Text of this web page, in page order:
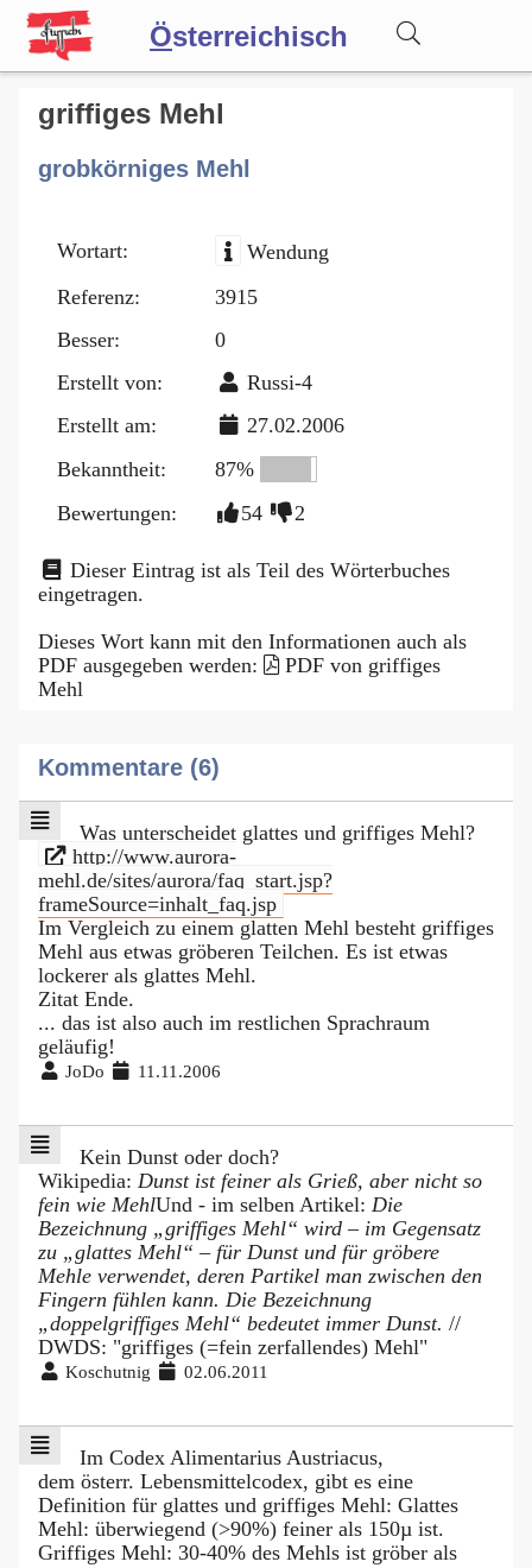
Österreichisch
Wörterbuch
Forum
Blog
griffiges Mehl
grobkörniges Mehl
Wortart:
Wendung
Referenz:
3915
Besser:
0
Erstellt von:
Russi-4
Erstellt am:
27.02.2006
Bekanntheit:
87%
Bewertungen:
54 2
Dieser Eintrag ist als Teil des Wörterbuches
eingetragen.
Dieses Wort kann mit den Informationen auch als
PDF ausgegeben werden:
PDF von griffiges
Mehl
Kommentare (6)
Was unterscheidet glattes und griffiges Mehl?
http://www.aurora-
mehl.de/sites/aurora/faq_start.jsp?
frameSource=inhalt_faq.jsp
Im Vergleich zu einem glatten Mehl besteht griffiges
Mehl aus etwas gröberen Teilchen. Es ist etwas
lockerer als glattes Mehl.
Zitat Ende.
... das ist also auch im restlichen Sprachraum
geläufig!
JoDo 11.11.2006
Kein Dunst oder doch?
Wikipedia: Dunst ist feiner als Grieß, aber nicht so
fein wie MehlUnd - im selben Artikel: Die
Bezeichnung „griffiges Mehl“ wird – im Gegensatz
zu „glattes Mehl“ – für Dunst und für gröbere
Mehle verwendet, deren Partikel man zwischen den
Fingern fühlen kann. Die Bezeichnung
„doppelgriffiges Mehl“ bedeutet immer Dunst. //
DWDS: "griffiges (=fein zerfallendes) Mehl"
Koschutnig 02.06.2011
Im Codex Alimentarius Austriacus,
dem österr. Lebensmittelcodex, gibt es eine
Definition für glattes und griffiges Mehl: Glattes
Mehl: überwiegend (>90%) feiner als 150µ ist.
Griffiges Mehl: 30-40% des Mehls ist gröber als